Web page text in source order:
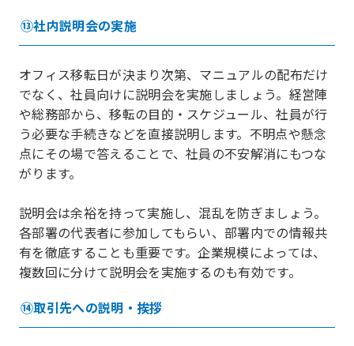
⑬社内説明会の実施
オフィス移転日が決まり次第、マニュアルの配布だけ
でなく、社員向けに説明会を実施しましょう。経営陣
や総務部から、移転の目的・スケジュール、社員が行
う必要な手続きなどを直接説明します。不明点や懸念
点にその場で答えることで、社員の不安解消にもつな
がります。
説明会は余裕を持って実施し、混乱を防ぎましょう。
各部署の代表者に参加してもらい、部署内での情報共
有を徹底することも重要です。企業規模によっては、
複数回に分けて説明会を実施するのも有効です。
⑭取引先への説明・挨拶